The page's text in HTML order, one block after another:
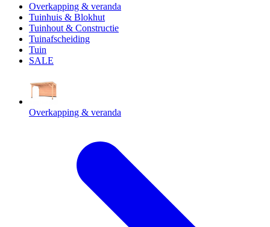
Overkapping & veranda
Tuinhuis & Blokhut
Tuinhout & Constructie
Tuinafscheiding
Tuin
SALE
Overkapping & veranda